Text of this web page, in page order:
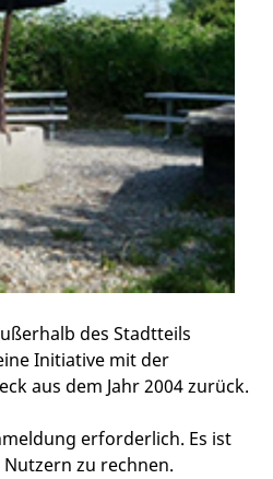
des Stadtteils
Initiative mit der
aus dem Jahr 2004 zurück.
erforderlich. Es ist
zu rechnen.